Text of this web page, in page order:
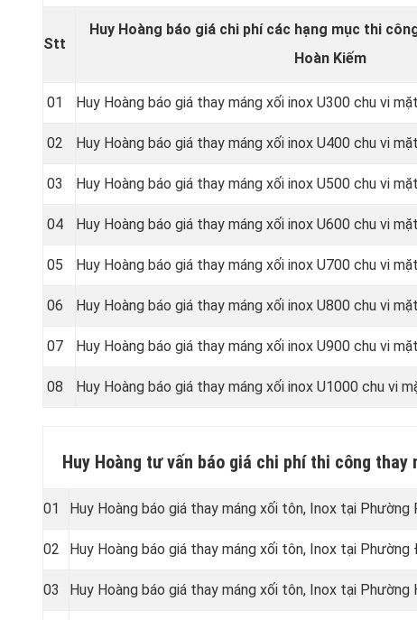
Stt
Huy Hoàng báo giá chi phí các hạng mục thi
Hoàn Kiếm
01 Huy Hoàng báo giá thay máng xối inox U300 chu vi
02 Huy Hoàng báo giá thay máng xối inox U400 chu vi
03 Huy Hoàng báo giá thay máng xối inox U500 chu vi
04 Huy Hoàng báo giá thay máng xối inox U600 chu vi
05 Huy Hoàng báo giá thay máng xối inox U700 chu vi
06 Huy Hoàng báo giá thay máng xối inox U800 chu vi
07 Huy Hoàng báo giá thay máng xối inox U900 chu vi
08 Huy Hoàng báo giá thay máng xối inox U1000 chu vi
Huy Hoàng tư vấn báo giá chi phí thi công
01 Huy Hoàng báo giá thay máng xối tôn, Inox tại Phường
02 Huy Hoàng báo giá thay máng xối tôn, Inox tại Phường
03 Huy Hoàng báo giá thay máng xối tôn, Inox tại Phường